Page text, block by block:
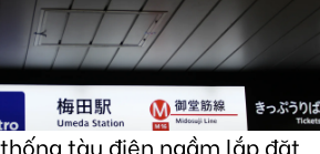
tàu điện ngầm lắp đặt